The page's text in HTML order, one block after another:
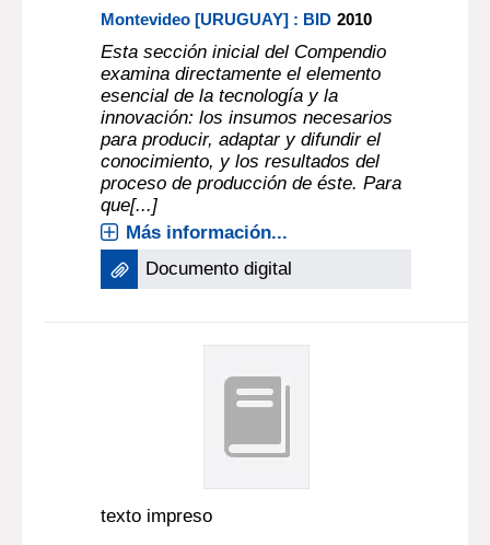
Montevideo [URUGUAY] : BID 2010
Esta sección inicial del Compendio
examina directamente el elemento
esencial de la tecnología y la
innovación: los insumos necesarios
para producir, adaptar y difundir el
conocimiento, y los resultados del
proceso de producción de éste. Para
que[...]
Más información...
Documento digital
texto impreso